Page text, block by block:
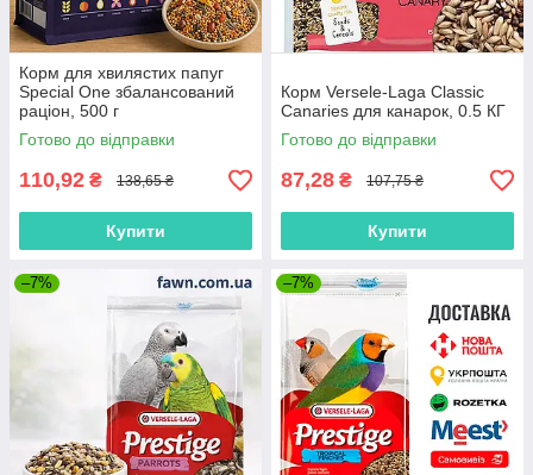
Корм для хвилястих папуг
Special One збалансований
раціон, 500 г
Готово до відправки
110,92 ₴ 138,65 ₴
Купити
Корм Versele-Laga Classic
Canaries для канарок, 0.5 КГ
Готово до відправки
87,28 ₴ 107,75 ₴
Купити
–7% –7%